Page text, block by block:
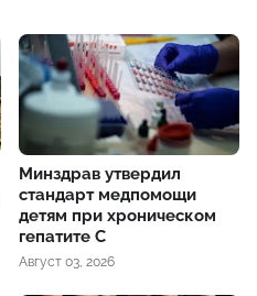
Минздрав утвердил
стандарт медпомощи
детям при хроническом
гепатите С
Август 03, 2026